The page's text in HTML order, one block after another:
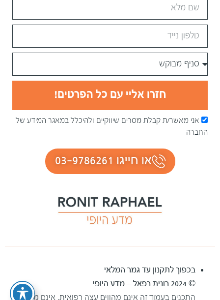
אני מאשר/ת קבלת מסרים שיווקיים ולהיכלל במאגר המידע של
החברה
חזרו אליי עם כל הפרטים!
או חייגו 03-9786261
בכפוך לתקנון עד גמר המלאי
© 2024 רונית רפאל – מדע היופי
התכנים בעמוד זה אינם מהווים עצה רפואית, אינם מהווים